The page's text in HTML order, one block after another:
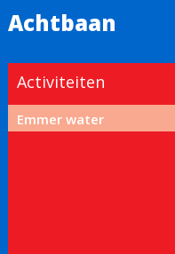
Achtbaan
Activiteiten
Emmer water